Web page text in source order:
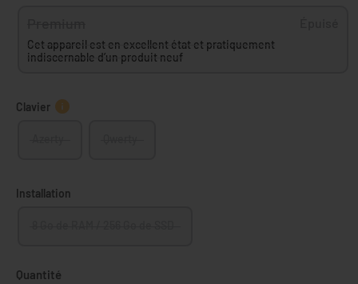
Cet appareil est en excellent état et pratiquement
indiscernable d’un produit neuf
Clavier
Installation
Quantité